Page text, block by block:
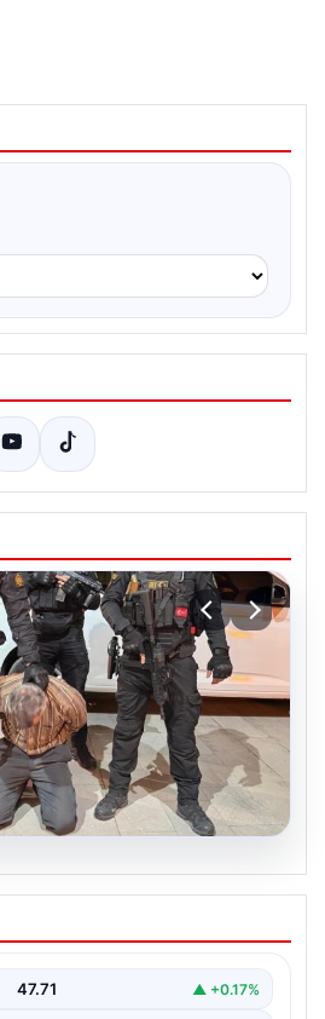
Suikast Timinde İki
Sır: Firari Teröristin
gerçekleştirilen başarısız
47.71 ▲ +0.17%